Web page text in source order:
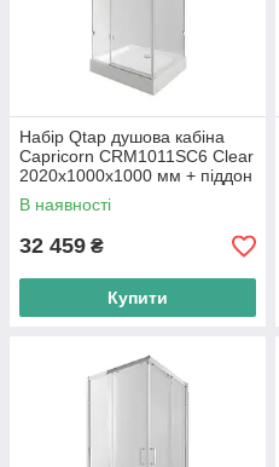
Набір Qtap душова кабіна
Capricorn CRM1011SC6 Clear
2020x1000x1000 мм + піддон
Tern 301112 100x100x12 см з
В наявності
32 459 ₴
Купити